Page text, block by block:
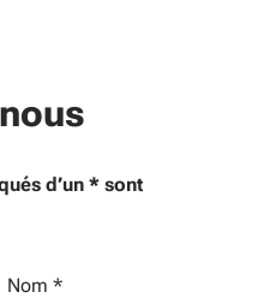
d’un * sont
Nom *